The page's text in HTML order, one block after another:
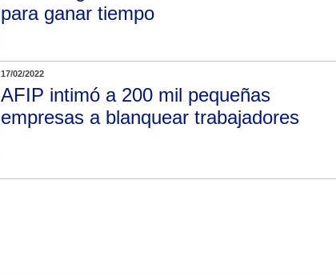
para ganar tiempo
17/02/2022
AFIP intimó a 200 mil pequeñas
empresas a blanquear trabajadores